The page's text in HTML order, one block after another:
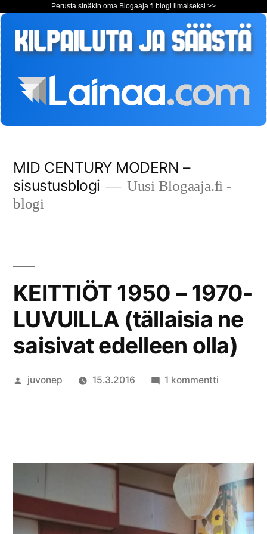
Perusta sinäkin oma Blogaaja.fi blogi ilmaiseksi >>
sisältöön
MID CENTURY MODERN –
sisustusblogi
Uusi Blogaaja.fi -
blogi
KEITTIÖT 1950 – 1970-
LUVUILLA (tällaisia ne
saisivat edelleen olla)
Artikkelin
juvonep 15.3.2016 1 kommentti
LUVUILLA
(tällaisia
ne
saisivat
edelleen